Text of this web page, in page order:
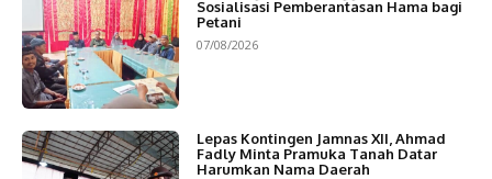
Sosialisasi Pemberantasan Hama bagi
Petani
07/08/2026
Lepas Kontingen Jamnas XII, Ahmad
Fadly Minta Pramuka Tanah Datar
Harumkan Nama Daerah